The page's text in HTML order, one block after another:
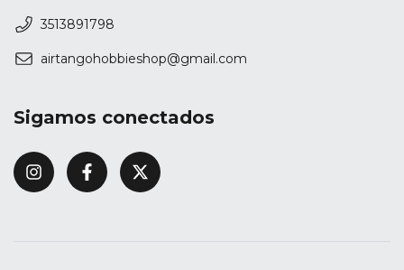
3513891798
airtangohobbieshop@gmail.com
Sigamos conectados